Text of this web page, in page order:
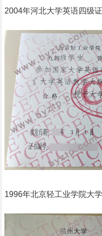
2004年河北大学英语四级
1996年北京轻工业学院大